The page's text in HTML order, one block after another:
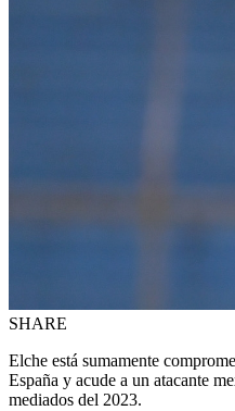
SHARE
Elche está sumamente
España y acude a un atacante
mediados del 2023.